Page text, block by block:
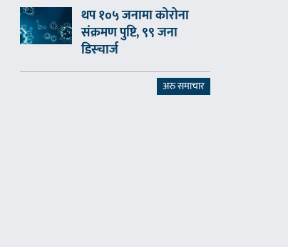
थप १०५ जनामा कोरोना
संक्रमण पुष्टि, ९९ जना
डिस्चार्ज
अरु समाचार